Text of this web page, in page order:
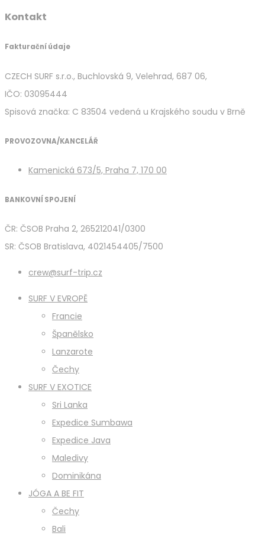
Kontakt
Fakturační údaje
CZECH SURF s.r.o., Buchlovská 9, Velehrad, 687 06,
IČO: 03095444
Spisová značka: C 83504 vedená u Krajského soudu v Brně
PROVOZOVNA/KANCELÁŘ
Kamenická 673/5, Praha 7, 170 00
BANKOVNÍ SPOJENÍ
ČR: ČSOB Praha 2, 265212041/0300
SR: ČSOB Bratislava, 4021454405/7500
crew@surf-trip.cz
SURF V EVROPĚ
Francie
Španělsko
Lanzarote
Čechy
SURF V EXOTICE
Sri Lanka
Expedice Sumbawa
Expedice Java
Maledivy
Dominikána
JÓGA A BE FIT
Čechy
Bali